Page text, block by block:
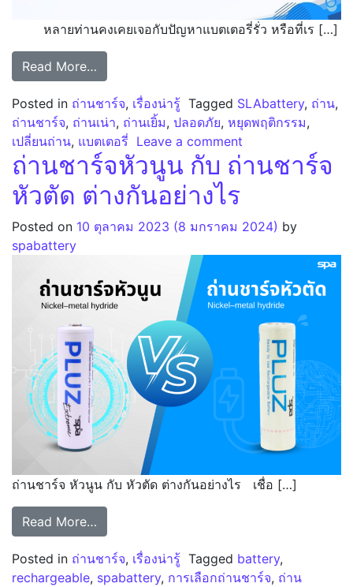
หลายท่านคงเคยเจอกับปัญหาแบตเตอรี่รั่ว หรือที่เร […]
Read More…
Posted in ถ่านชาร์จ, เรื่องน่ารู้ Tagged SLAbattery, ถ่าน,
ถ่านชาร์จ, ถ่านเน่า, ถ่านเยิ้ม, ปลอดภัย, หยุดพฤติกรรม,
เปลี่ยนถ่าน, แบตเตอรี่ Leave a comment
ถ่านชาร์จหัวนูน กับ ถ่านชาร์จ
หัวตัด ต่างกันอย่างไร
Posted on 10 ตุลาคม 2023 (8 มกราคม 2024) by
spabattery
ถ่านชาร์จ หัวนูน กับ หัวตัด ต่างกันอย่างไร เชื่อ […]
Read More…
Posted in ถ่านชาร์จ, เรื่องน่ารู้ Tagged battery,
rechargeable, spabattery, การเลือกถ่านชาร์จ, ถ่าน